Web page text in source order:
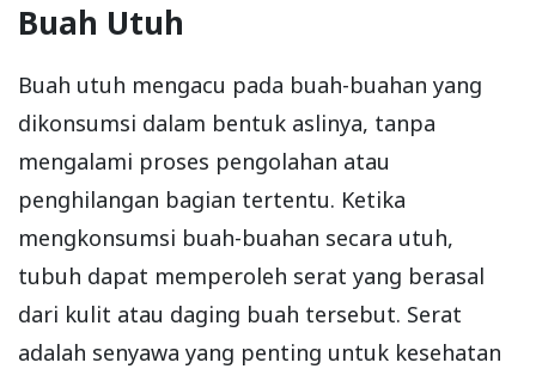
Buah Utuh
Buah utuh mengacu pada buah-buahan yang
dikonsumsi dalam bentuk aslinya, tanpa
mengalami proses pengolahan atau
penghilangan bagian tertentu. Ketika
mengkonsumsi buah-buahan secara utuh,
tubuh dapat memperoleh serat yang berasal
dari kulit atau daging buah tersebut. Serat
adalah senyawa yang penting untuk kesehatan